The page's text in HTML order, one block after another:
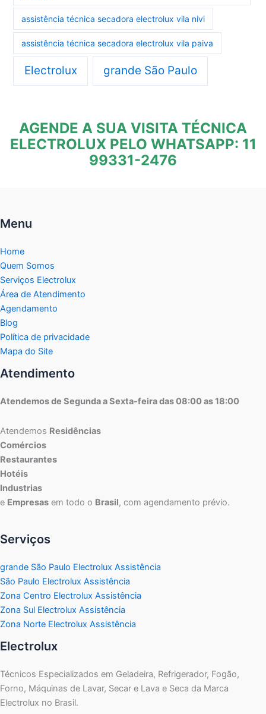
assistência técnica secadora electrolux vila nivi
assistência técnica secadora electrolux vila paiva
Electrolux grande São Paulo
AGENDE A SUA VISITA TÉCNICA
ELECTROLUX PELO WHATSAPP: 11
99331-2476
Menu
Home
Quem Somos
Serviços Electrolux
Área de Atendimento
Agendamento
Blog
Política de privacidade
Mapa do Site
Atendimento
Atendemos de Segunda a Sexta-feira das 08:00 as 18:00
Atendemos Residências
Comércios
Restaurantes
Hotéis
Industrias
e Empresas em todo o Brasil, com agendamento prévio.
Serviços
grande São Paulo Electrolux Assistência
São Paulo Electrolux Assistência
Zona Centro Electrolux Assistência
Zona Sul Electrolux Assistência
Zona Norte Electrolux Assistência
Electrolux
Técnicos Especializados em Geladeira, Refrigerador, Fogão,
Forno, Máquinas de Lavar, Secar e Lava e Seca da Marca
Electrolux no Brasil.